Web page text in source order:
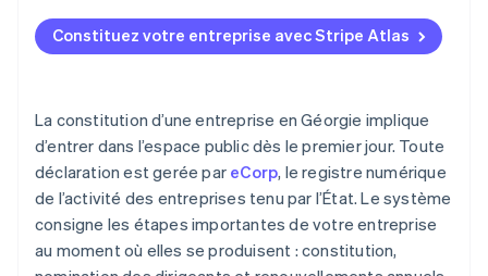
Choisir un nom que l’État acceptera
Définir votre agent agréé en Géorgie
Organiser la corporation sur le papier le jour même
Déposer l’immatriculation annuelle initiale
Conserver un statut en règle de manière prévisible
Maintenir l’exactitude du registre public et la
S’inscrire sur Atlas
Accepter des paiements et effectuer des
Achat dématérialisé des actions du fondateur
Déclaration fiscale automatique au titre de
l’article 83(b)
Documents juridiques d’entreprise de classe
mondiale
Constituez votre entreprise avec Stripe Atlas
La constitution d’une entreprise en Géorgie implique
d’entrer dans l’espace public dès le premier jour. Toute
déclaration est gerée par eCorp, le registre numérique
de l’activité des entreprises tenu par l’État. Le système
consigne les étapes importantes de votre entreprise
au moment où elles se produisent : constitution,